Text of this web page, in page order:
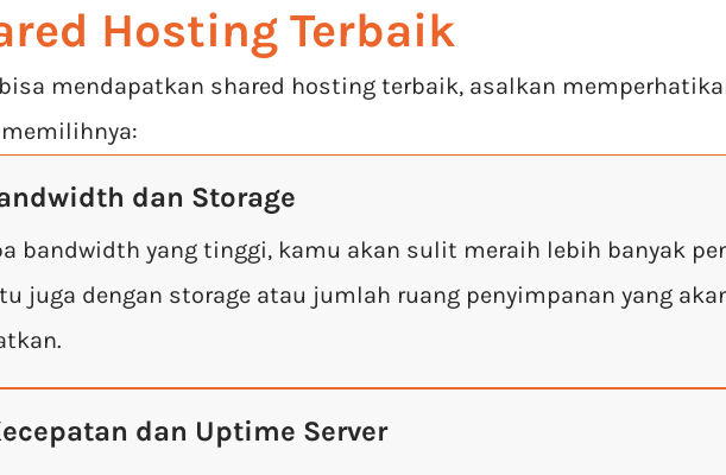
Hosting Terbaik
mendapatkan shared hosting terbaik, asalkan
dan Storage
bandwidth yang tinggi, kamu akan sulit meraih lebih banyak
juga dengan storage atau jumlah ruang penyimpanan yang
dan Uptime Server